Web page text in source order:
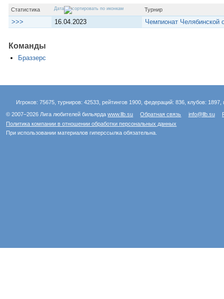
Статистика Дата Турнир
>>> 16.04.2023 Чемпионат Челябинской
Команды
Браззерс
Игроков: 75675, турниров: 42533, рейтингов 1900, федераций: 836, клубов:
© 2007–2026 Лига любителей бильярдаwww.llb.su Обратная связь info@llb.su
Политика компании в отношении обработки персональных данных
При использовании материалов гиперссылка обязательна.